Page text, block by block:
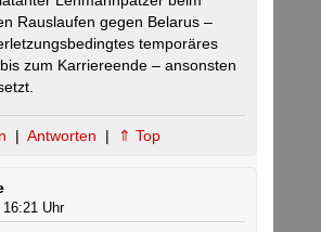
Rauslaufen gegen Belarus –
temporäres
zum Karriereende – ansonsten
| Antworten | ⇑ Top
Uhr